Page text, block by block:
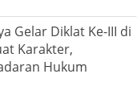
Gelar Diklat Ke-III di
Karakter,
Hukum